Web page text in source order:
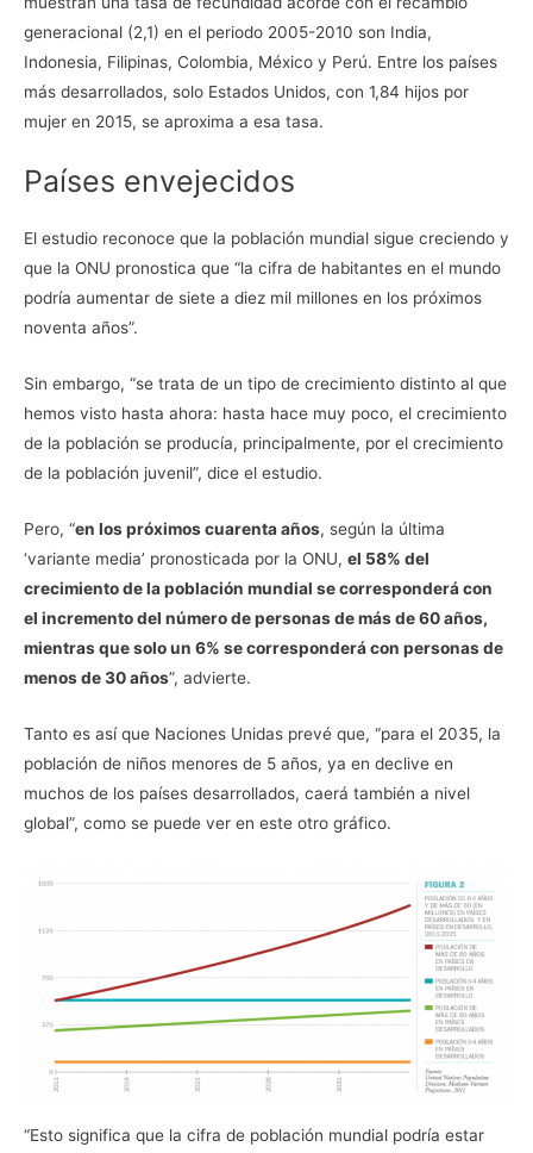
generacional (2,1) en el periodo 2005-2010 son India,
Indonesia, Filipinas, Colombia, México y Perú. Entre los países
más desarrollados, solo Estados Unidos, con 1,84 hijos por
mujer en 2015, se aproxima a esa tasa.
Países envejecidos
El estudio reconoce que la población mundial sigue creciendo y
que la ONU pronostica que “la cifra de habitantes en el mundo
podría aumentar de siete a diez mil millones en los próximos
noventa años”.
Sin embargo, “se trata de un tipo de crecimiento distinto al que
hemos visto hasta ahora: hasta hace muy poco, el crecimiento
de la población se producía, principalmente, por el crecimiento
de la población juvenil”, dice el estudio.
Pero, “en los próximos cuarenta años, según la última
‘variante media’ pronosticada por la ONU, el 58% del
crecimiento de la población mundial se corresponderá con
el incremento del número de personas de más de 60 años,
mientras que solo un 6% se corresponderá con personas de
menos de 30 años”, advierte.
Tanto es así que Naciones Unidas prevé que, “para el 2035, la
población de niños menores de 5 años, ya en declive en
muchos de los países desarrollados, caerá también a nivel
global”, como se puede ver en este otro gráfico.
“Esto significa que la cifra de población mundial podría estar